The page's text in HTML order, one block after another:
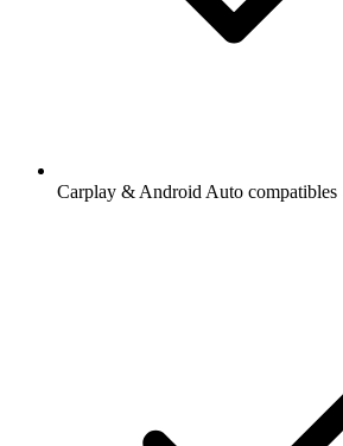
Carplay & Android Auto compatibles